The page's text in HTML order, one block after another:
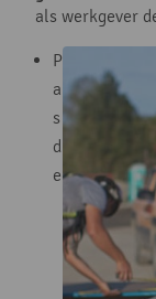
als werkgever
P
a
s
d
e